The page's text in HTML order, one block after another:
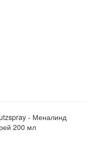
- Меналинд
200 мл